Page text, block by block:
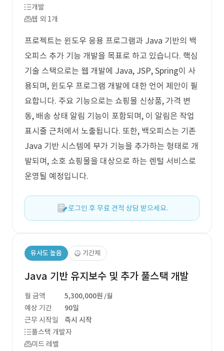
개발
웹 외 1개
프로젝트는 윈도우 응용 프로그램과 Java 기반의 백
오피스 추가 기능 개발을 목표로 하고 있습니다. 핵심
기술 스택으로는 웹 개발에 Java, JSP, Spring이 사
용되며, 윈도우 프로그램 개발에 대한 언어 제안이 필
요합니다. 주요 기능으로는 쇼핑몰 신상품, 가격 변
동, 배송 상태 알림 기능이 포함되며, 이 알림은 작업
표시줄 근처에서 노출됩니다. 또한, 백오피스는 기존
Java 기반 시스템에 부가 기능을 추가하는 형태로 개
발되며, 소호 쇼핑몰을 대상으로 하는 렌털 서비스로
운영될 예정입니다.
로그인 후 무료 견적 상담 받으세요.
유사도 높음 기간제
Java 기반 유지보수 및 추가 풀스택 개발
월 금액 5,300,000원 /월
예상 기간
90일
근무 시작일
즉시 시작
풀스택 개발자
미드 레벨